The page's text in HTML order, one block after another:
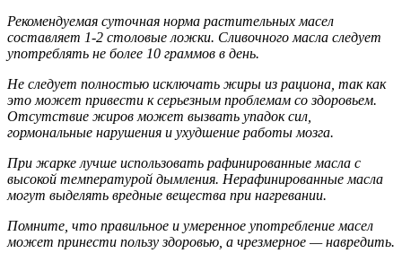
Рекомендуемая суточная норма растительных масел
составляет 1-2 столовые ложки. Сливочного масла следует
употреблять не более 10 граммов в день.
Не следует полностью исключать жиры из рациона, так как
это может привести к серьезным проблемам со здоровьем.
Отсутствие жиров может вызвать упадок сил,
гормональные нарушения и ухудшение работы мозга.
При жарке лучше использовать рафинированные масла с
высокой температурой дымления. Нерафинированные масла
могут выделять вредные вещества при нагревании.
Помните, что правильное и умеренное употребление масел
может принести пользу здоровью, а чрезмерное — навредить.